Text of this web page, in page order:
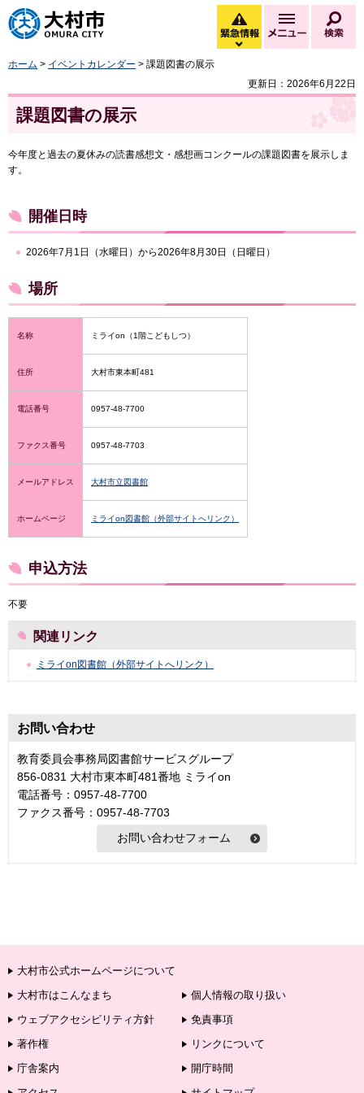
大村市
緊急情報
緊急情報を開く
メニュー
ホーム > イベントカレンダー > 課題図書の展示
更新日：2026年6月22日
課題図書の展示
今年度と過去の夏休みの読書感想文・感想画コンクールの課題図書を展示しま
す。
開催日時
2026年7月1日（水曜日）から2026年8月30日（日曜日）
場所
名称 ミライon（1階こどもしつ）
住所 大村市東本町481
電話番号 0957-48-7700
ファクス番号 0957-48-7703
メールアドレス 大村市立図書館
ホームページ ミライon図書館（外部サイトへリンク）
申込方法
不要
関連リンク
ミライon図書館（外部サイトへリンク）
お問い合わせ
教育委員会事務局図書館サービスグループ
856-0831 大村市東本町481番地 ミライon
電話番号：0957-48-7700
ファクス番号：0957-48-7703
大村市公式ホームページについて
大村市はこんなまち
個人情報の取り扱い
ウェブアクセシビリティ方針
免責事項
著作権
リンクについて
庁舎案内
開庁時間